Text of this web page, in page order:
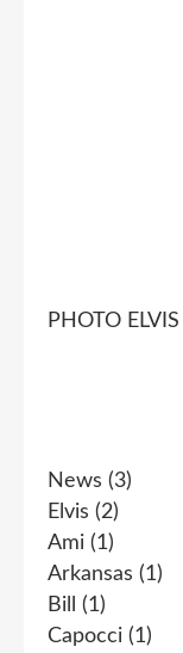
News (3)
Elvis (2)
Ami (1)
Arkansas (1)
Bill
(1)
Capocci (1)
PHOTO ELVIS